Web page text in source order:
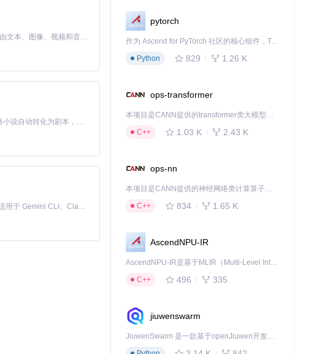
MiniMax H3 是一个通用的全模态生成系统。它支持对由文本、图像、视频和音频组成的多模态上下文进行统一理解，并能生成分辨率高达 2K、时长可达 15 秒的带原生立体声音频的视频。得益于面向任务泛化的系统设计，H3 在预训练阶段就已具备广泛的多模态上下文理解与生成能力，能够出色地执行复杂的多模态指令。
Toonflow 是一款 AI 短剧漫剧工具，能够利用 AI 技术将小说自动转化为剧本，并结合 AI 生成的图片和视频，实现高效的短剧创作。借助 Toonflow，可以轻松完成从文字到影像的全流程，让短剧制作变得更加智能与便捷。
免费、本地、开源的 24/7 全天候 Cowork 应用，以及适用于 Gemini CLI、Claude Code、Codex、OpenCode、Qwen Code、Goose CLI、Auggie 等的 OpenClaw | 🌟 喜欢就点star吧
pytorch
作为 Ascend for PyTorch 社区的核心组件，TorchNPU 是昇腾专为 PyTorch 打造的深度学习适配插件，使 PyTorch 框架能够直接调用昇腾 NPU，为开发者提供昇腾 AI 处理器的超强算力。
Python
829 1.26 K
ops-transformer
本项目是CANN提供的transformer类大模型算子库，实现网络在NPU上加速计算。
C++
1.03 K 2.43 K
ops-nn
本项目是CANN提供的神经网络类计算算子库，实现网络在NPU上加速计算。
C++
834 1.65 K
AscendNPU-IR
AscendNPU-IR是基于MLIR（Multi-Level Intermediate Representation）构建的，面向昇腾亲和算子编译时使用的中间表示，提供昇腾完备表达能力，通过编译优化提升昇腾AI处理器计算效率，支持通过生态框架使能昇腾AI处理器与深度调优
C++
496 335
jiuwenswarm
JiuwenSwarm 是一款基于openJiuwen开发的智能AI Agent，它能够将大语言模型的强大能力，通过你日常使用的各类通讯应用，直接延伸至你的指尖。